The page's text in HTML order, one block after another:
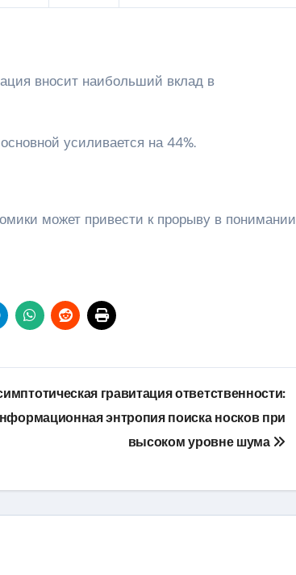
вносит наибольший вклад в
усиливается на 44%.
может привести к прорыву в понимании
гравитация ответственности:
энтропия поиска носков при
высоком уровне шума